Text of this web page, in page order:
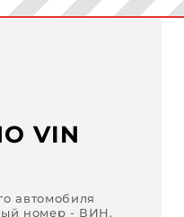
VIN
автомобиля
номер - ВИН.